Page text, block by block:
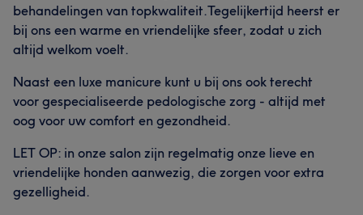
behandelingen van topkwaliteit.Tegelijkertijd heerst er
bij ons een warme en vriendelijke sfeer, zodat u zich
altijd welkom voelt.
Naast een luxe manicure kunt u bij ons ook terecht
voor gespecialiseerde pedologische zorg - altijd met
oog voor uw comfort en gezondheid.
LET OP: in onze salon zijn regelmatig onze lieve en
vriendelijke honden aanwezig, die zorgen voor extra
gezelligheid.